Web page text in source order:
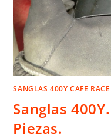
SANGLAS 400Y CAFE
Sanglas
Piezas.